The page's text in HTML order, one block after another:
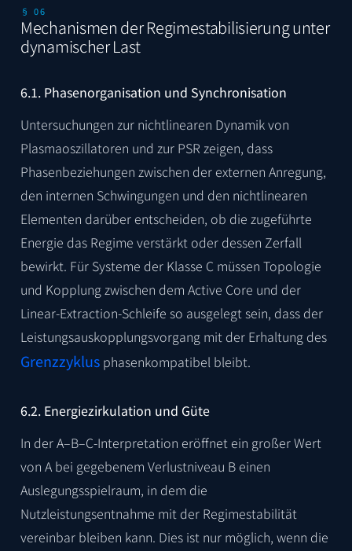
§ 06
Mechanismen der Regimestabilisierung unter
dynamischer Last
6.1. Phasenorganisation und Synchronisation
Untersuchungen zur nichtlinearen Dynamik von
Plasmaoszillatoren und zur PSR zeigen, dass
Phasenbeziehungen zwischen der externen Anregung,
den internen Schwingungen und den nichtlinearen
Elementen darüber entscheiden, ob die zugeführte
Energie das Regime verstärkt oder dessen Zerfall
bewirkt. Für Systeme der Klasse C müssen Topologie
und Kopplung zwischen dem Active Core und der
Linear-Extraction-Schleife so ausgelegt sein, dass der
Leistungsauskopplungsvorgang mit der Erhaltung des
Grenzzyklus phasenkompatibel bleibt.
6.2. Energiezirkulation und Güte
In der A–B–C-Interpretation eröffnet ein großer Wert
von A bei gegebenem Verlustniveau B einen
Auslegungsspielraum, in dem die
Nutzleistungsentnahme mit der Regimestabilität
vereinbar bleiben kann. Dies ist nur möglich, wenn die